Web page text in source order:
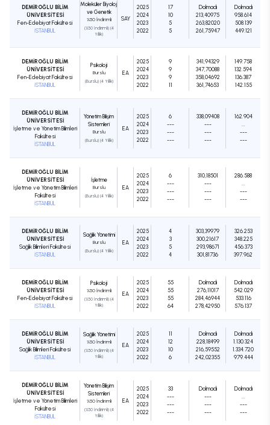
DEMİROĞLU BİLİM
ÜNİVERSİTESİ
Fen-Edebiyat Fakültesi
İSTANBUL
Moleküler Biyoloji
ve Genetik
%50 İndirimli
(%50 İndirimli) (4
Yıllık)
SAY
2025
2024
2023
2022
17
10
5
5
Dolmadı
213,40975
263,82020
261,75947
Dolmadı
958.614
508.139
449.121
DEMİROĞLU BİLİM
ÜNİVERSİTESİ
Fen-Edebiyat Fakültesi
İSTANBUL
Psikoloji
Burslu
(Burslu) (4 Yıllık)
EA
2025
2024
2023
2022
9
9
9
11
341,94329
347,70088
358,04692
361,74653
149.758
132.594
136.387
142.155
DEMİROĞLU BİLİM
ÜNİVERSİTESİ
İşletme ve Yönetim Bilimleri
Fakültesi
İSTANBUL
Yönetim Bilişim
Sistemleri
Burslu
(Burslu) (4 Yıllık)
EA
2025
2024
2023
2022
6
---
---
---
338,09408
---
---
---
162.904
---
---
DEMİROĞLU BİLİM
ÜNİVERSİTESİ
İşletme ve Yönetim Bilimleri
Fakültesi
İSTANBUL
İşletme
Burslu
(Burslu) (4 Yıllık)
EA
2025
2024
2023
2022
6
---
---
---
310,18501
---
---
---
286.588
---
---
DEMİROĞLU BİLİM
ÜNİVERSİTESİ
Sağlık Bilimleri Fakültesi
İSTANBUL
Sağlık Yönetimi
Burslu
(Burslu) (4 Yıllık)
EA
2025
2024
2023
2022
4
3
5
4
303,39979
300,21617
293,98671
301,81736
326.253
348.225
456.373
397.962
DEMİROĞLU BİLİM
ÜNİVERSİTESİ
Fen-Edebiyat Fakültesi
İSTANBUL
Psikoloji
%50 İndirimli
(%50 İndirimli) (4
Yıllık)
EA
2025
2024
2023
2022
55
55
55
64
Dolmadı
276,11017
284,46944
278,42950
Dolmadı
542.029
533.116
576.137
DEMİROĞLU BİLİM
ÜNİVERSİTESİ
Sağlık Bilimleri Fakültesi
İSTANBUL
Sağlık Yönetimi
%50 İndirimli
(%50 İndirimli) (4
Yıllık)
EA
2025
2024
2023
2022
11
12
10
6
Dolmadı
228,18499
216,59552
242,02355
Dolmadı
1.130.324
1.334.720
979.444
DEMİROĞLU BİLİM
ÜNİVERSİTESİ
İşletme ve Yönetim Bilimleri
Fakültesi
İSTANBUL
Yönetim Bilişim
Sistemleri
%50 İndirimli
(%50 İndirimli) (4
Yıllık)
EA
2025
2024
2023
2022
33
---
---
---
Dolmadı
---
---
---
Dolmadı
---
---